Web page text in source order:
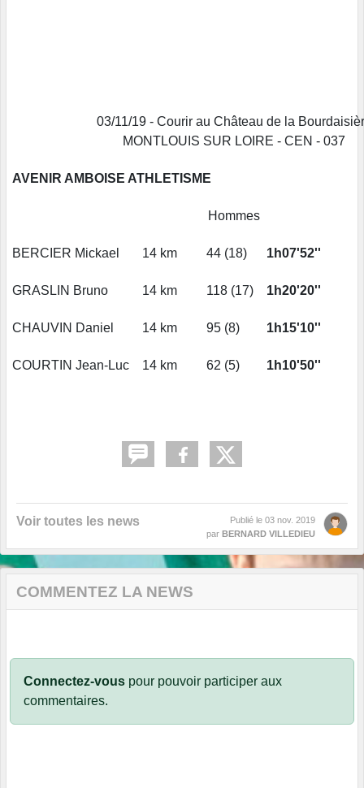
03/11/19 - Courir au Château de la
MONTLOUIS SUR LOIRE - CEN - 037
AVENIR AMBOISE ATHLETISME
Hommes
BERCIER Mickael 14 km 44 (18) 1h07'52''
GRASLIN Bruno 14 km 118 (17) 1h20'20''
CHAUVIN Daniel 14 km 95 (8) 1h15'10''
COURTIN Jean-Luc 14 km 62 (5) 1h10'50''
Voir toutes les news Publié le 03 nov. 2019
par BERNARD VILLEDIEU
COMMENTEZ LA NEWS
Connectez-vous pour pouvoir participer aux
commentaires.